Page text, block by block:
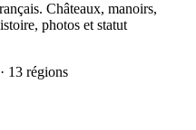
Châteaux, manoirs,
photos et statut
13 régions